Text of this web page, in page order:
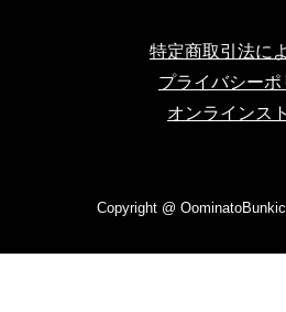
特定商取引法に
プライバシーポ
オンラインス
Copyright @